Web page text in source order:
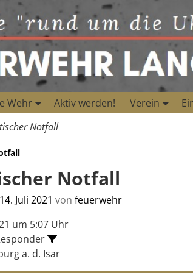
Wehr Aktiv werden! Verein
Notfall
Notfall
14. Juli 2021 von feuerwehr
um 5:07 Uhr
a. d. Isar